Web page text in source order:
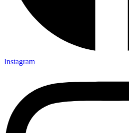
Instagram